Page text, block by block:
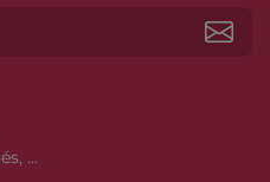
...